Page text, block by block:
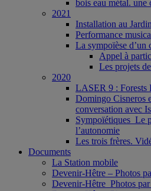
bois eau métal. une
2021
Installation au
Performance
La sympoïèse d’un
Appel à
Les projets
2020
LASER 9 : Forests
Domingo Cisneros
conversation avec
Sympoïétiques_Le
l’autonomie
Les trois frères.
Documents
La Station mobile
Devenir-Hêtre – Photos
Devenir-Hêtre_Photos